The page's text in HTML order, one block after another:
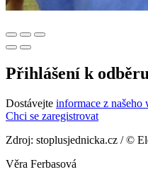
Přihlášení k
Dostávejte informace z našeho
Chci se zaregistrovat
Zdroj: stoplusjednicka.cz / ©
Věra Ferbasová